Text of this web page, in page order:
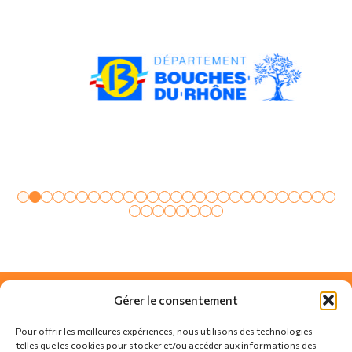
Gérer le consentement
Pour offrir les meilleures expériences, nous utilisons des technologies
telles que les cookies pour stocker et/ou accéder aux informations des